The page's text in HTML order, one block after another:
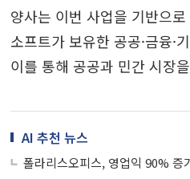
양사는 이번 사업을 기반으
소프트가 보유한 공공·금융·
이를 통해 공공과 민간 시장
AI 추천 뉴스
폴라리스오피스, 영업익 90%